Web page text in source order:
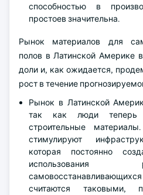
способностью в
простоев значительна.
Рынок материалов для
полов в Латинской Америке в
доли и, как ожидается,
рост в течение
Рынок в Латинской
так как люди теперь
строительные
стимулируют
которая постоянно
считаются таковыми,